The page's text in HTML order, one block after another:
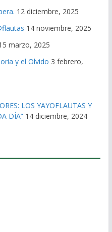
12 diciembre, 2025
14 noviembre, 2025
marzo, 2025
y el Olvido 3 febrero,
LOS YAYOFLAUTAS Y
DÍA” 14 diciembre, 2024